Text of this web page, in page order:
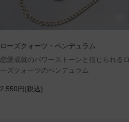
ローズクォーツ・ペンデュラム
恋愛成就のパワーストーンと信じられるロ
ーズクォーツのペンデュラム
2,550円(税込)